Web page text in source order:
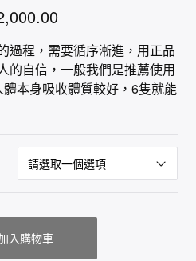
過程，需要循序漸進，用正品
的自信，一般我們是推薦使用
本身吸收體質較好，6隻就能
入購物車